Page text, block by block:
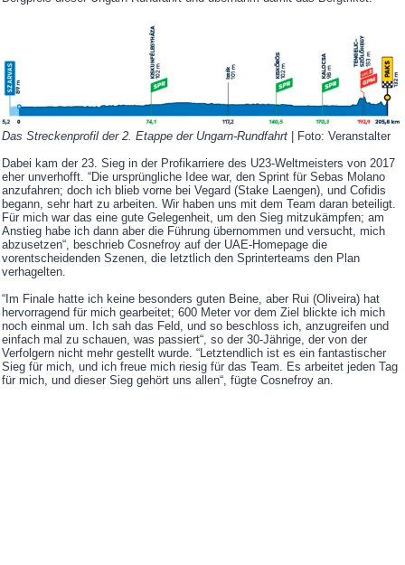
Das Streckenprofil der 2. Etappe der Ungarn-Rundfahrt
| Foto: Veranstalter
Dabei kam der 23. Sieg in der Profikarriere des U23-Weltmeisters von 2017
eher unverhofft. “Die ursprüngliche Idee war, den Sprint für Sebas Molano
anzufahren; doch ich blieb vorne bei Vegard (Stake Laengen), und Cofidis
begann, sehr hart zu arbeiten. Wir haben uns mit dem Team daran beteiligt.
Für mich war das eine gute Gelegenheit, um den Sieg mitzukämpfen; am
Anstieg habe ich dann aber die Führung übernommen und versucht, mich
abzusetzen“, beschrieb Cosnefroy auf der UAE-Homepage die
vorentscheidenden Szenen, die letztlich den Sprinterteams den Plan
verhagelten.
“Im Finale hatte ich keine besonders guten Beine, aber Rui (Oliveira) hat
hervorragend für mich gearbeitet; 600 Meter vor dem Ziel blickte ich mich
noch einmal um. Ich sah das Feld, und so beschloss ich, anzugreifen und
einfach mal zu schauen, was passiert“, so der 30-Jährige, der von der
Verfolgern nicht mehr gestellt wurde. “Letztendlich ist es ein fantastischer
Sieg für mich, und ich freue mich riesig für das Team. Es arbeitet jeden Tag
für mich, und dieser Sieg gehört uns allen“, fügte Cosnefroy an.